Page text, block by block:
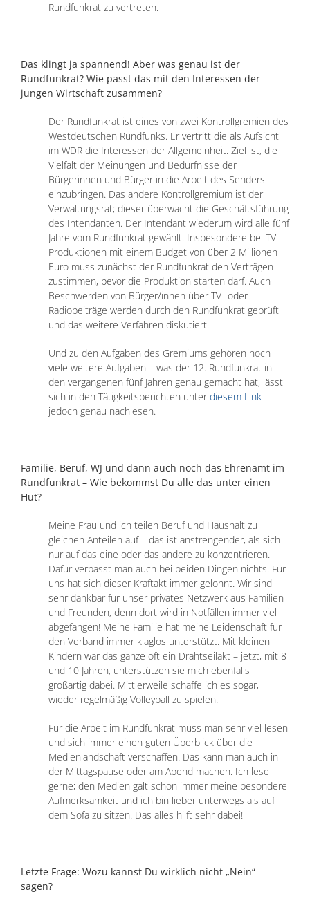
Rundfunkrat zu vertreten.
Das klingt ja spannend! Aber was genau ist der
Rundfunkrat? Wie passt das mit den Interessen der
jungen Wirtschaft zusammen?
Der Rundfunkrat ist eines von zwei Kontrollgremien des
Westdeutschen Rundfunks. Er vertritt die als Aufsicht
im WDR die Interessen der Allgemeinheit. Ziel ist, die
Vielfalt der Meinungen und Bedürfnisse der
Bürgerinnen und Bürger in die Arbeit des Senders
einzubringen. Das andere Kontrollgremium ist der
Verwaltungsrat; dieser überwacht die Geschäftsführung
des Intendanten. Der Intendant wiederum wird alle fünf
Jahre vom Rundfunkrat gewählt. Insbesondere bei TV-
Produktionen mit einem Budget von über 2 Millionen
Euro muss zunächst der Rundfunkrat den Verträgen
zustimmen, bevor die Produktion starten darf. Auch
Beschwerden von Bürger/innen über TV- oder
Radiobeiträge werden durch den Rundfunkrat geprüft
und das weitere Verfahren diskutiert.
Und zu den Aufgaben des Gremiums gehören noch
viele weitere Aufgaben – was der 12. Rundfunkrat in
den vergangenen fünf Jahren genau gemacht hat, lässt
sich in den Tätigkeitsberichten unterdiesem Link
jedoch genau nachlesen.
Familie, Beruf, WJ und dann auch noch das Ehrenamt im
Rundfunkrat – Wie bekommst Du alle das unter einen
Hut?
Meine Frau und ich teilen Beruf und Haushalt zu
gleichen Anteilen auf – das ist anstrengender, als sich
nur auf das eine oder das andere zu konzentrieren.
Dafür verpasst man auch bei beiden Dingen nichts. Für
uns hat sich dieser Kraftakt immer gelohnt. Wir sind
sehr dankbar für unser privates Netzwerk aus Familien
und Freunden, denn dort wird in Notfällen immer viel
abgefangen! Meine Familie hat meine Leidenschaft für
den Verband immer klaglos unterstützt. Mit kleinen
Kindern war das ganze oft ein Drahtseilakt – jetzt, mit 8
und 10 Jahren, unterstützen sie mich ebenfalls
großartig dabei. Mittlerweile schaffe ich es sogar,
wieder regelmäßig Volleyball zu spielen.
Für die Arbeit im Rundfunkrat muss man sehr viel lesen
und sich immer einen guten Überblick über die
Medienlandschaft verschaffen. Das kann man auch in
der Mittagspause oder am Abend machen. Ich lese
gerne; den Medien galt schon immer meine besondere
Aufmerksamkeit und ich bin lieber unterwegs als auf
dem Sofa zu sitzen. Das alles hilft sehr dabei!
Letzte Frage: Wozu kannst Du wirklich nicht „Nein“
sagen?